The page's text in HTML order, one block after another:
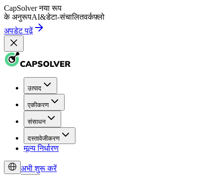
CapSolver नया रूप
के अनुरूपAI&डेटा-संचालितवर्कफ़्लो
अपडेट पढ़ें
उत्पाद
एकीकरण
संसाधन
दस्तावेजीकरण
मूल्य निर्धारण
अभी शुरू करें